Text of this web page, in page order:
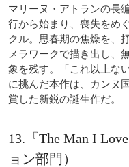
マリーヌ・アトランの長
行から始まり、喪失をめ
クル。思春期の焦燥を、
メラワークで描き出し、
象を残す。「これ以上な
に挑んだ本作は、カンヌ
賞した新鋭の誕生作だ。
13.『The Man I
ョン部門）